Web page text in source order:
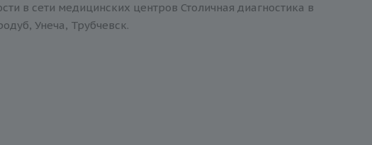
в сети медицинских центров Столичная диагностика в
Унеча, Трубчевск.